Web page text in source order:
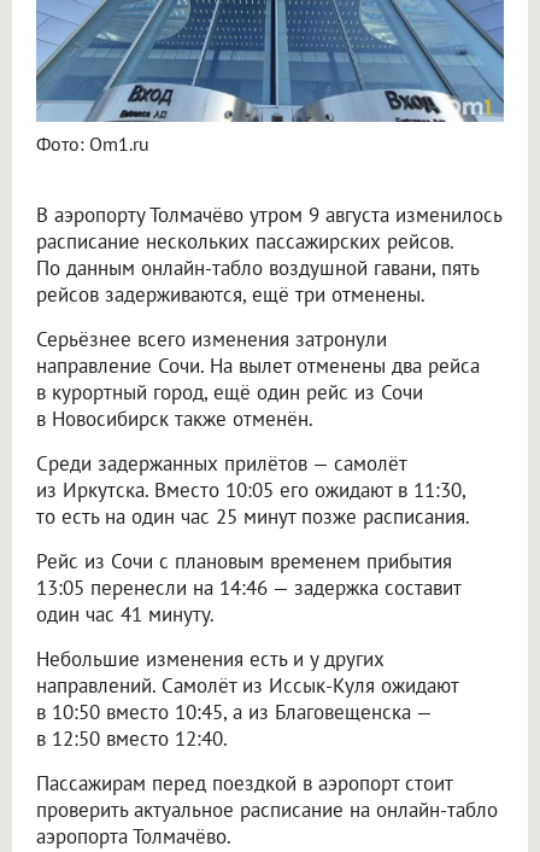
Фото: Om1.ru
В аэропорту Толмачёво утром 9 августа изменилось
расписание нескольких пассажирских рейсов.
По данным онлайн-табло воздушной гавани, пять
рейсов задерживаются, ещё три отменены.
Серьёзнее всего изменения затронули
направление Сочи. На вылет отменены два рейса
в курортный город, ещё один рейс из Сочи
в Новосибирск также отменён.
Среди задержанных прилётов — самолёт
из Иркутска. Вместо 10:05 его ожидают в 11:30,
то есть на один час 25 минут позже расписания.
Рейс из Сочи с плановым временем прибытия
13:05 перенесли на 14:46 — задержка составит
один час 41 минуту.
Небольшие изменения есть и у других
направлений. Самолёт из Иссык-Куля ожидают
в 10:50 вместо 10:45, а из Благовещенска —
в 12:50 вместо 12:40.
Пассажирам перед поездкой в аэропорт стоит
проверить актуальное расписание на онлайн-табло
аэропорта Толмачёво.